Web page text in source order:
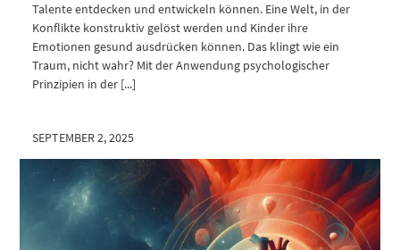
Talente entdecken und entwickeln können. Eine Welt, in der
Konflikte konstruktiv gelöst werden und Kinder ihre
Emotionen gesund ausdrücken können. Das klingt wie ein
Traum, nicht wahr? Mit der Anwendung psychologischer
Prinzipien in der [...]
SEPTEMBER 2, 2025